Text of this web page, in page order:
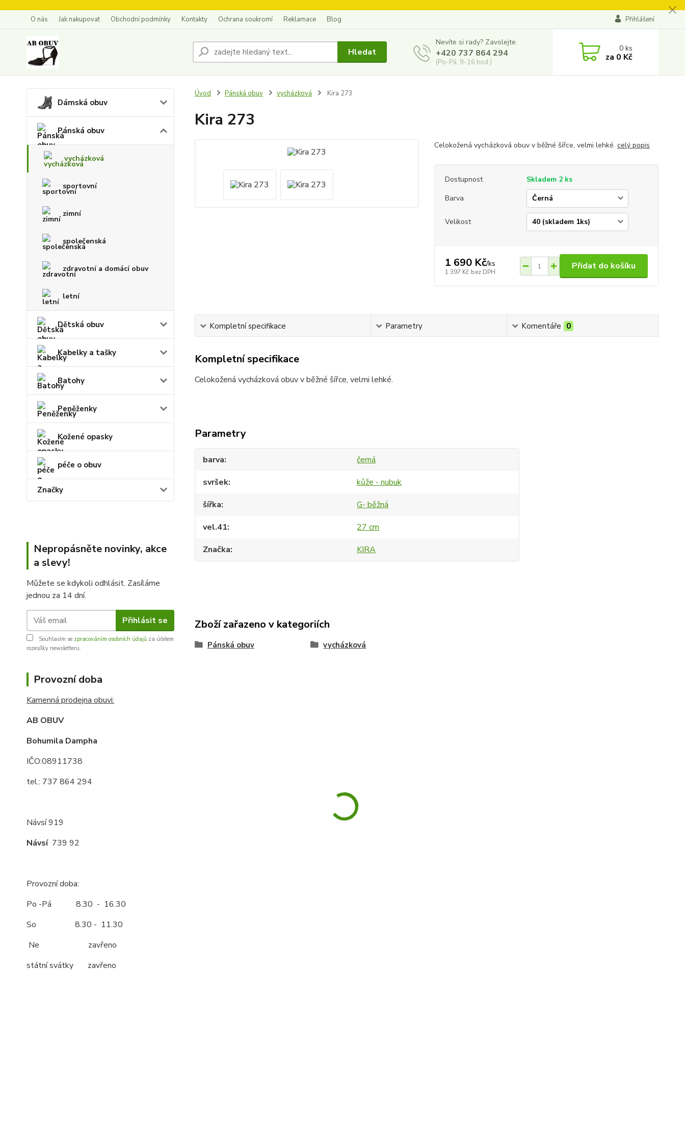
O nás Jak nakupovat Obchodní podmínky Kontakty Ochrana soukromí Reklamace Blog Přihlášení
Hledat
Nevíte si rady? Zavolejte.
+420 737 864 294
(Po-Pá, 9-16 hod.)
0ks
za 0 Kč
Dámská obuv
Pánská obuv
vycházková
sportovní
zimní
společenská
zdravotní a domácí obuv
letní
Dětská obuv
Kabelky a tašky
Batohy
Peněženky
Kožené opasky
péče o obuv
Značky
Nepropásněte novinky, akce
a slevy!
Můžete se kdykoli odhlásit. Zasíláme
jednou za 14 dní.
Přihlásit se
Souhlasím se zpracováním osobních údajů za účelem
rozesílky newsletteru.
Provozní doba
Kamenná prodejna obuvi:
AB OBUV
Bohumila Dampha
IČO:08911738
tel.: 737 864 294
Návsí 919
Návsí739 92
Provozní doba:
Po -Pá 8.30 - 16.30
So 8.30 - 11.30
Ne zavřeno
státní svátky zavřeno
Úvod Pánská obuv vycházková Kira 273
Kira 273
Celokožená vycházková obuv v běžné šířce, velmi lehké. celý popis
Dostupnost
Skladem 2 ks
Barva
Velikost
1 690 Kč/ks
1 397 Kč bez DPH
Přidat do košíku
Kompletní specifikace Parametry Komentáře 0
Kompletní specifikace
Celokožená vycházková obuv v běžné šířce, velmi lehké.
Parametry
barva
černá
svršek
kůže - nubuk
šířka
G- běžná
vel.41
27 cm
Značka
KIRA
Zboží zařazeno v kategoriích
Pánská obuv vycházková